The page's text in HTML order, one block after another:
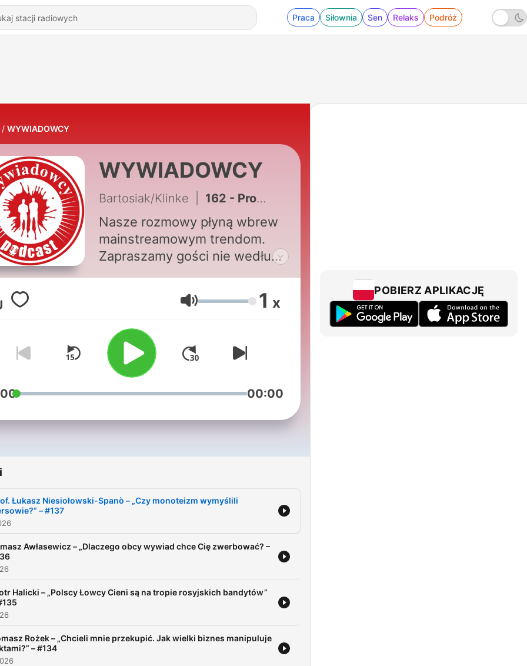
Praca Siłownia Sen Relaks Podróż
WYWIADOWCY
WYWIADOWCY
Bartosiak/Klinke 162 - Prof. Łukasz Niesiołowski-Spanò – „Czy monoteizm wymyślili Persowie?” – #137
Nasze rozmowy płyną wbrew
mainstreamowym trendom.
Zapraszamy gości nie według
ciekawości. Odkrywamy nowe
tematy i penetrujemy mało
Głośność 1 x
00:00
Łukasz Niesiołowski-Spanò – „Czy monoteizm wymyślili
– #137
Awłasewicz – „Dlaczego obcy wywiad chce Cię zwerbować? –
Halicki – „Polscy Łowcy Cieni są na tropie rosyjskich bandytów”
Rożek – „Chcieli mnie przekupić. Jak wielki biznes manipuluje
– #134
POBIERZ APLIKACJĘ